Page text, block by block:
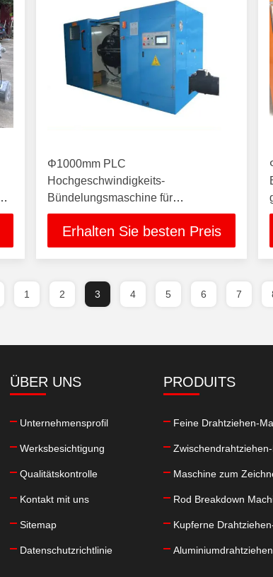
Φ1000mm PLC
Hochgeschwindigkeits-
Bündelungsmaschine für
Kupferdraht-Kerndraht gebündeltes
Kabel, das Maschinendraht-
Verseilmaschine herstellt
Erhalten Sie besten Preis
1 2 3 4 5 6 7
ÜBER UNS
Unternehmensprofil
Werksbesichtigung
Qualitätskontrolle
Kontakt mit uns
Sitemap
Datenschutzrichtlinie
PRODUITS
Feine Drahtziehen-
Maschine zum
Rod Breakdown
Kupferne